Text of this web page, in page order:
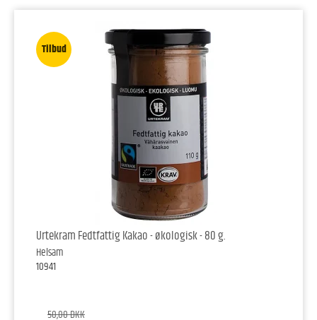
Tilbud
Urtekram Fedtfattig Kakao - økologisk - 80 g.
Helsam
10941
50,00 DKK